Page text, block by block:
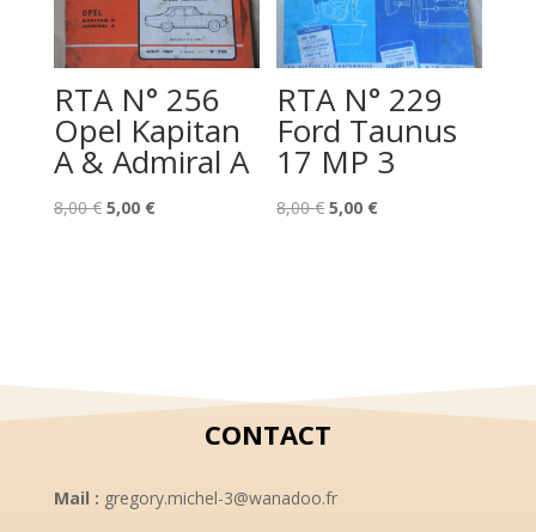
RTA N° 256
Opel Kapitan
A & Admiral A
8,00€ Le
5,00 €Le
RTA N° 229
Ford Taunus
17 MP 3
8,00€ Le
5,00 €Le
CONTACT
Mail : gregory.michel-3@wanadoo.fr